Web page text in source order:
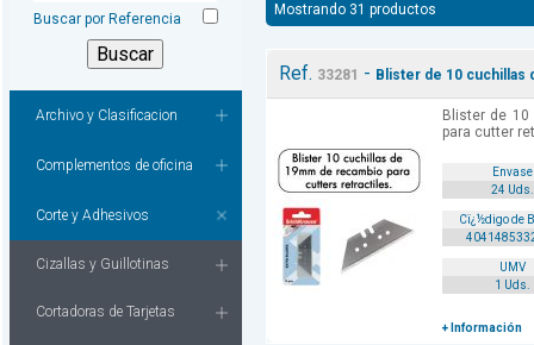
Buscar por Referencia
Archivo y Clasificacion
Complementos de oficina
Corte y Adhesivos
Cizallas y Guillotinas
Cortadoras de Tarjetas
Mostrando 31 productos
Ref. 33281 - Blister de 10 cuchillas
Blister de
para cutter
Envase
24 Uds.
Cï¿½digo de
UMV
1 Uds.
+ Información